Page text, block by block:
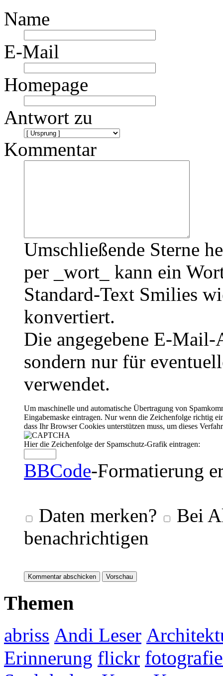
Name
E-Mail
Homepage
Antwort zu
Kommentar
Umschließende Sterne
per _wort_ kann ein
Standard-Text Smilies
konvertiert.
Die angegebene E-
sondern nur für
verwendet.
Um maschinelle und automatische Übertragung von
Eingabemaske eintragen. Nur wenn die Zeichenfolge richtig
dass Ihr Browser Cookies unterstützen muss, um dieses
Hier die Zeichenfolge der Spamschutz-Grafik eintragen:
BBCode-Formatierung
Daten merken?
Bei
benachrichtigen
Themen
abriss Andi Leser
Erinnerung flickr fotografie